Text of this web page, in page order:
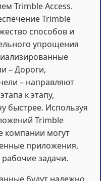
Trimble Access.
Trimble
способов и
упрощения
– Дороги,
– направляют
к этапу,
быстрее. Используя
Trimble
компании могут
приложения,
задачи.